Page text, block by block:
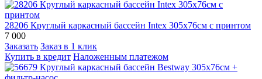
28206 Круглый каркасный бассейн Intex 305х76см с принтом
7 000
Заказать Заказ в 1 клик
Купить в кредит Наложенным платежом